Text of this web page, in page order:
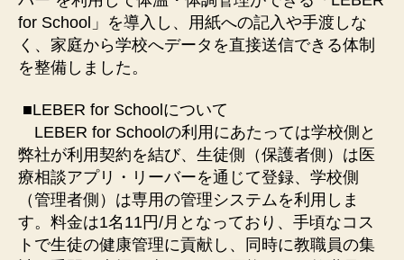
for School」を導入し、用紙への記入や手渡しな
く、家庭から学校へデータを直接送信できる体制
を整備しました。
​■LEBER for Schoolについて
LEBER for Schoolの利用にあたっては学校側と
弊社が利用契約を結び、生徒側（保護者側）は医
療相談アプリ・リーバーを通じて登録、学校側
（管理者側）は専用の管理システムを利用しま
す。料金は1名11円/月となっており、手頃なコス
トで生徒の健康管理に貢献し、同時に教職員の集